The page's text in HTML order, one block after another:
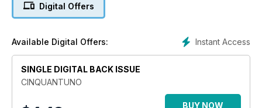
quelle che più ci erano piaciute durante l’anno e che
Fiesta ST ad una Aventador. Siamo matti, penserete, eppure
su queste strade le differenze sembravano assottigliarsi. Voi
quale scegliereste? Noi abbiamo già deciso.
Queste erano le nostre auto preferite del 2013, ma noi di CAR
guardiamo sempre al futuro, così vi abbiamo preparato uno
speciale di 32 pagine per presentarvi tutte le novità che
Digital Offers
Instant Access
Available Digital Offers:
SINGLE DIGITAL BACK ISSUE
CINQUANTUNO
BUY NOW